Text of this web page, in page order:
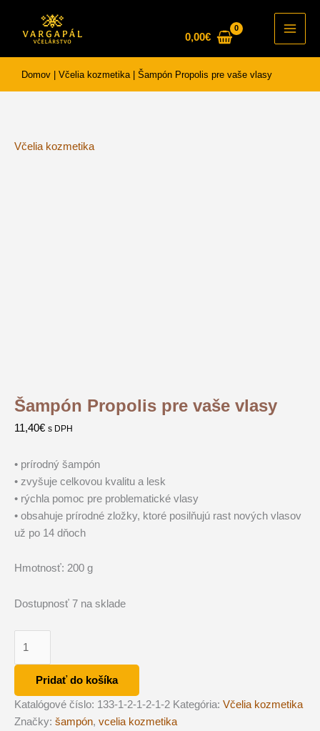
0,00€
Main
Domov Včelia kozmetika| Šampón Propolis pre vaše vlasy
Včelia kozmetika
Šampón Propolis pre vaše vlasy
11,40€ s DPH
• prírodný šampón
• zvyšuje celkovou kvalitu a lesk
• rýchla pomoc pre problematické vlasy
• obsahuje prírodné zložky, ktoré posilňujú rast nových vlasov
už po 14 dňoch
Hmotnosť: 200 g
Dostupnosť 7 na sklade
vaše
vlasy
Pridať do košíka
Katalógové číslo: 133-1-2-1-2-1-2 Kategória: Včelia kozmetika
Značky: šampón, vcelia kozmetika